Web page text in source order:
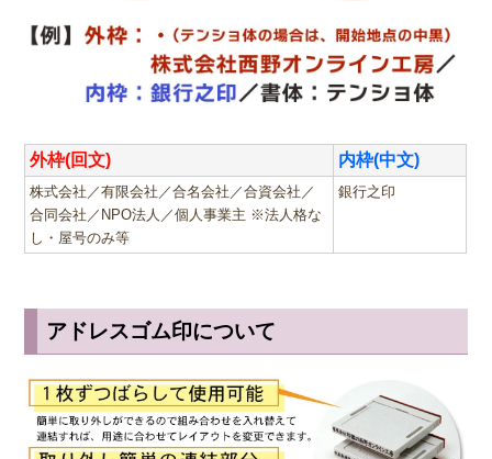
外枠(回文) 内枠(中文)
株式会社／有限会社／合名会社／合資会社／
合同会社／NPO法人／個人事業主 ※法人格な
し・屋号のみ等
銀行之印
アドレスゴム印について